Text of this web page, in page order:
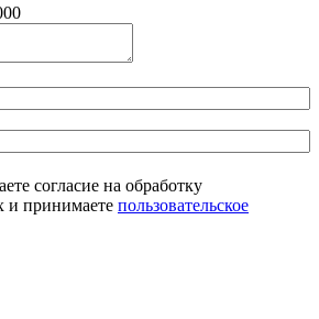
согласие на обработку
и принимаете пользовательское